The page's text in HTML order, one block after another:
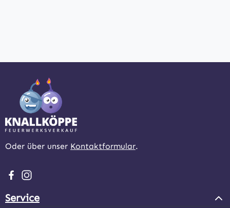
Oder über unser Kontaktformular.
Besuche uns auf Facebook – öffnet in neuem Tab
Schau auf Instagram vorbei – öffnet in neuem Tab
Service